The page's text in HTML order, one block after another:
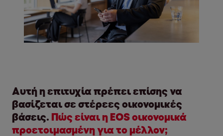
Αυτή η επιτυχία πρέπει επίσης να
βασίζεται σε στέρεες οικονομικές
βάσεις. Πώς είναι η EOS οικονομικά
προετοιμασμένη για το μέλλον;